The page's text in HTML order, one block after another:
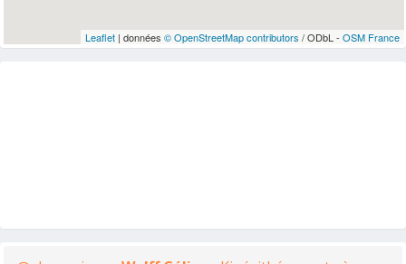
Leaflet| données © OpenStreetMap contributors / ODbL - OSM France